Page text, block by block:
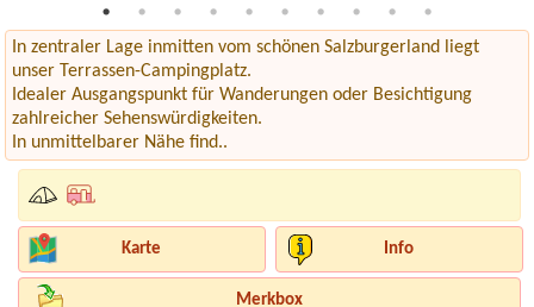
In zentraler Lage inmitten vom schönen Salzburgerland liegt
unser Terrassen-Campingplatz.
Idealer Ausgangspunkt für Wanderungen oder Besichtigung
zahlreicher Sehenswürdigkeiten.
In unmittelbarer Nähe find..
Karte Info
Merkbox